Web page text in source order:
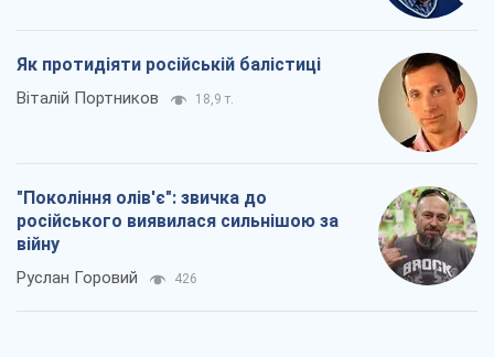
Як протидіяти російській балістиці
Віталій Портников 18,9 т.
"Покоління олів'є": звичка до
російського виявилася сильнішою за
війну
Руслан Горовий 426